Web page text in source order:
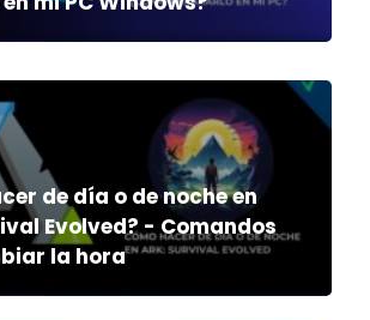
de día o de noche en
Evolved? - Comandos
la hora